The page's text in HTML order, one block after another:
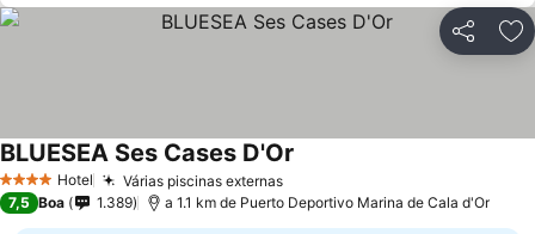
Partilhar
4 EstrelasHotel Várias piscinas externas
BLUESEA Ses Cases D'Or
7,5 Boa 1.389 a 1.1 km de Puerto Deportivo Marina de Cala d'Or